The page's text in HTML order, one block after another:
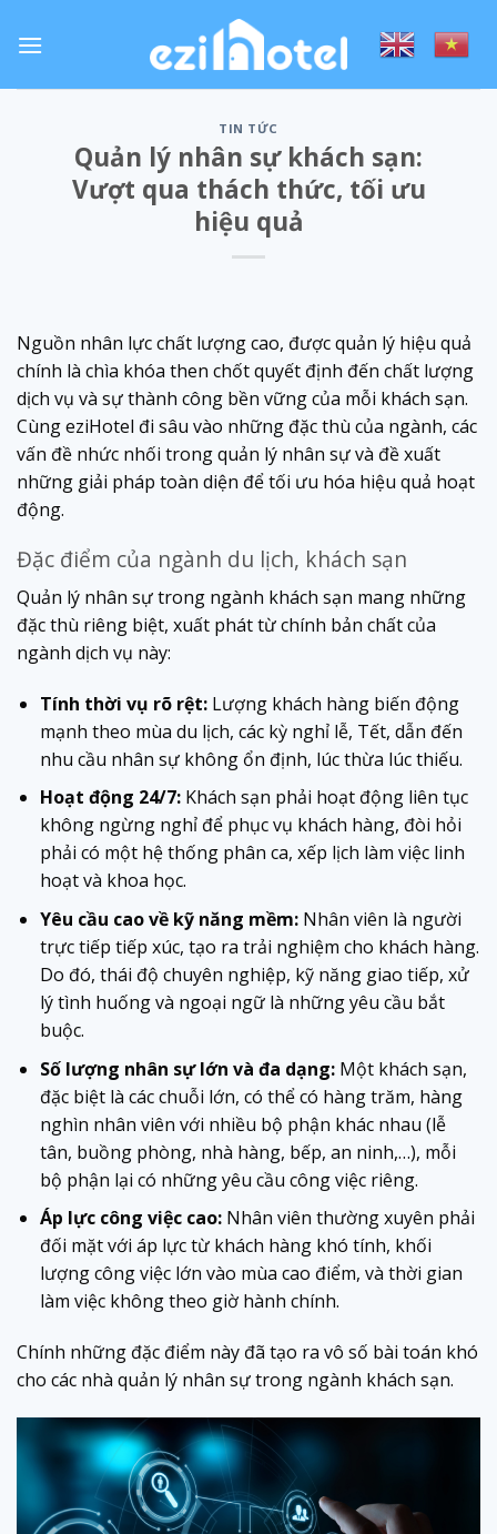
TIN TỨC
Quản lý nhân sự khách sạn:
Vượt qua thách thức, tối ưu
hiệu quả
Nguồn nhân lực chất lượng cao, được quản lý hiệu quả
chính là chìa khóa then chốt quyết định đến chất lượng
dịch vụ và sự thành công bền vững của mỗi khách sạn.
Cùng eziHotel đi sâu vào những đặc thù của ngành, các
vấn đề nhức nhối trong quản lý nhân sự và đề xuất
những giải pháp toàn diện để tối ưu hóa hiệu quả hoạt
động.
Đặc điểm của ngành du lịch, khách sạn
Quản lý nhân sự trong ngành khách sạn mang những
đặc thù riêng biệt, xuất phát từ chính bản chất của
ngành dịch vụ này:
Tính thời vụ rõ rệt:Lượng khách hàng biến động
mạnh theo mùa du lịch, các kỳ nghỉ lễ, Tết, dẫn đến
nhu cầu nhân sự không ổn định, lúc thừa lúc thiếu.
Hoạt động 24/7:Khách sạn phải hoạt động liên tục
không ngừng nghỉ để phục vụ khách hàng, đòi hỏi
phải có một hệ thống phân ca, xếp lịch làm việc linh
hoạt và khoa học.
Yêu cầu cao về kỹ năng mềm:Nhân viên là người
trực tiếp tiếp xúc, tạo ra trải nghiệm cho khách hàng.
Do đó, thái độ chuyên nghiệp, kỹ năng giao tiếp, xử
lý tình huống và ngoại ngữ là những yêu cầu bắt
buộc.
Số lượng nhân sự lớn và đa dạng:Một khách sạn,
đặc biệt là các chuỗi lớn, có thể có hàng trăm, hàng
nghìn nhân viên với nhiều bộ phận khác nhau (lễ
tân, buồng phòng, nhà hàng, bếp, an ninh,…), mỗi
bộ phận lại có những yêu cầu công việc riêng.
Áp lực công việc cao:Nhân viên thường xuyên phải
đối mặt với áp lực từ khách hàng khó tính, khối
lượng công việc lớn vào mùa cao điểm, và thời gian
làm việc không theo giờ hành chính.
Chính những đặc điểm này đã tạo ra vô số bài toán khó
cho các nhà quản lý nhân sự trong ngành khách sạn.